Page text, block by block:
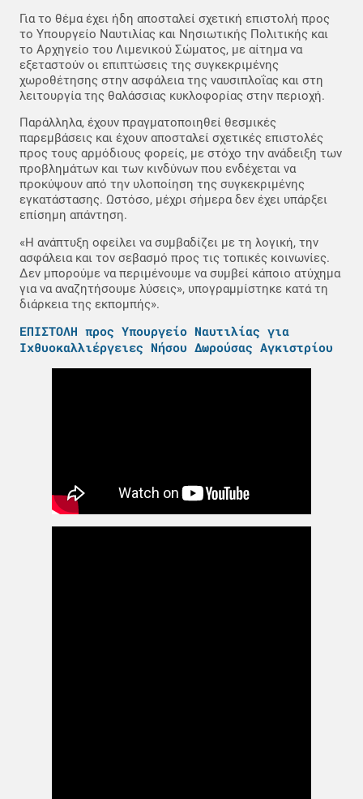
Για το θέμα έχει ήδη αποσταλεί σχετική επιστολή προς
το Υπουργείο Ναυτιλίας και Νησιωτικής Πολιτικής και
το Αρχηγείο του Λιμενικού Σώματος, με αίτημα να
εξεταστούν οι επιπτώσεις της συγκεκριμένης
χωροθέτησης στην ασφάλεια της ναυσιπλοΐας και στη
λειτουργία της θαλάσσιας κυκλοφορίας στην περιοχή.
Παράλληλα, έχουν πραγματοποιηθεί θεσμικές
παρεμβάσεις και έχουν αποσταλεί σχετικές επιστολές
προς τους αρμόδιους φορείς, με στόχο την ανάδειξη των
προβλημάτων και των κινδύνων που ενδέχεται να
προκύψουν από την υλοποίηση της συγκεκριμένης
εγκατάστασης. Ωστόσο, μέχρι σήμερα δεν έχει υπάρξει
επίσημη απάντηση.
«Η ανάπτυξη οφείλει να συμβαδίζει με τη λογική, την
ασφάλεια και τον σεβασμό προς τις τοπικές κοινωνίες.
Δεν μπορούμε να περιμένουμε να συμβεί κάποιο ατύχημα
για να αναζητήσουμε λύσεις», υπογραμμίστηκε κατά τη
διάρκεια της εκπομπής».
ΕΠΙΣΤΟΛΗ προς Υπουργείο Ναυτιλίας για
Ιχθυοκαλλιέργειες Νήσου Δωρούσας Αγκιστρίου